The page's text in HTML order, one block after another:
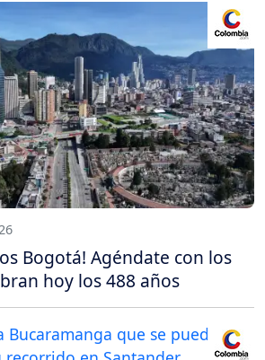
Bogotá! Agéndate con los
hoy los 488 años